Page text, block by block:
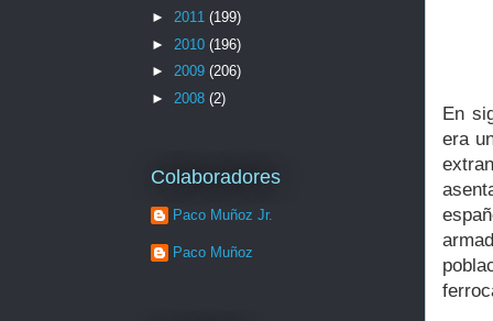
En
era
► 2011 (199)
► 2010 (196)
► 2009 (206)
► 2008 (2)
Colaboradores
Paco Muñoz Jr.
Paco Muñoz